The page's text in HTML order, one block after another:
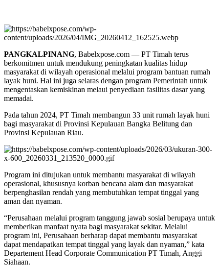
PANGKALPINANG, Babelxpose.com — PT Timah terus
berkomitmen untuk mendukung peningkatan kualitas hidup
masyarakat di wilayah operasional melalui program bantuan rumah
layak huni. Hal ini juga selaras dengan program Pemerintah untuk
mengentaskan kemiskinan melaui penyediaan fasilitas dasar yang
memadai.
Pada tahun 2024, PT Timah membangun 33 unit rumah layak huni
bagi masyarakat di Provinsi Kepulauan Bangka Belitung dan
Provinsi Kepulauan Riau.
Program ini ditujukan untuk membantu masyarakat di wilayah
operasional, khususnya korban bencana alam dan masyarakat
berpenghasilan rendah yang membutuhkan tempat tinggal yang
aman dan nyaman.
“Perusahaan melalui program tanggung jawab sosial berupaya untuk
memberikan manfaat nyata bagi masyarakat sekitar. Melalui
program ini, Perusahaan berharap dapat membantu masyarakat
dapat mendapatkan tempat tinggal yang layak dan nyaman,” kata
Departement Head Corporate Communication PT Timah, Anggi
Siahaan.